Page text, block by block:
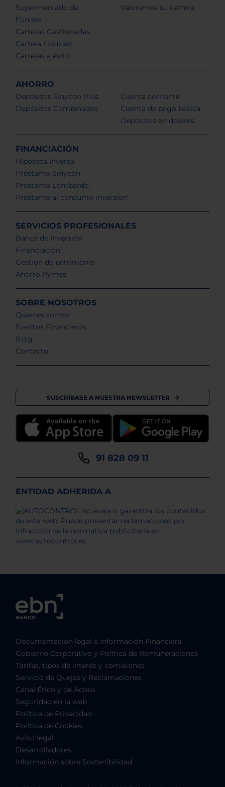
Supermercado de
Fondos
Carteras Gestionadas
Cartera Liquidez
Carteras a éxito
Valoramos su cartera
AHORRO
Depósitos Sinycon Plus
Depósitos Combinados
Cuenta corriente
Cuenta de pago básica
Depósitos en dólares
FINANCIACIÓN
Hipoteca Inversa
Préstamo Sinycon
Préstamo Lombardo
Préstamo al consumo inversion
SERVICIOS PROFESIONALES
Banca de Inversión
Financiación
Gestión de patrimonio
Ahorro Pymes
SOBRE NOSOTROS
Quienes somos
Eventos Financieros
Blog
Contacto
SUSCRÍBASE A NUESTRA NEWSLETTER
91 828 09 11
ENTIDAD ADHERIDA A
Documentación legal e Información Financiera
Gobierno Corporativo y Política de Remuneraciones
Tarifas, tipos de interés y comisiones
Servicio de Quejas y Reclamaciones
Canal Ético y de Acoso
Seguridad en la web
Política de Privacidad
Política de Cookies
Aviso legal
Desarrolladores
Información sobre Sostenibilidad